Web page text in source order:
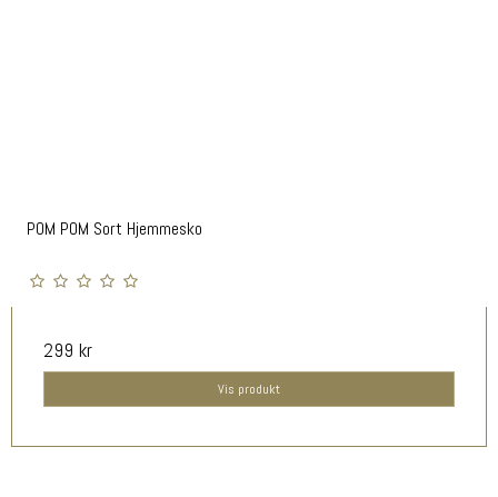
POM POM Sort Hjemmesko
299 kr
Vis produkt